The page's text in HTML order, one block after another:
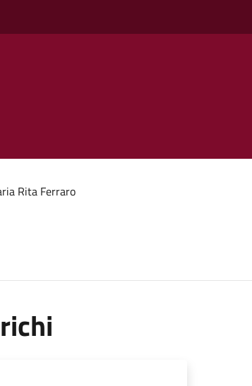
Rita Ferraro